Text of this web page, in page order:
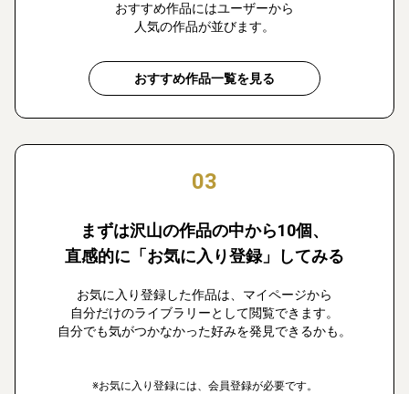
おすすめ作品にはユーザーから
人気の作品が並びます。
おすすめ作品一覧を見る
03
まずは沢山の作品の中から10個、
直感的に「お気に入り登録」してみる
お気に入り登録した作品は、マイページから
自分だけのライブラリーとして閲覧できます。
自分でも気がつかなかった好みを発見できるかも。
※お気に入り登録には、会員登録が必要です。